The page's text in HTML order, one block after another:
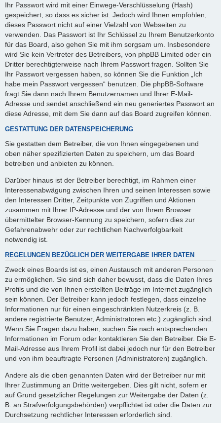
Ihr Passwort wird mit einer Einwege-Verschlüsselung (Hash)
gespeichert, so dass es sicher ist. Jedoch wird Ihnen empfohlen,
dieses Passwort nicht auf einer Vielzahl von Webseiten zu
verwenden. Das Passwort ist Ihr Schlüssel zu Ihrem Benutzerkonto
für das Board, also gehen Sie mit ihm sorgsam um. Insbesondere
wird Sie kein Vertreter des Betreibers, von phpBB Limited oder ein
Dritter berechtigterweise nach Ihrem Passwort fragen. Sollten Sie
Ihr Passwort vergessen haben, so können Sie die Funktion „Ich
habe mein Passwort vergessen“ benutzen. Die phpBB-Software
fragt Sie dann nach Ihrem Benutzernamen und Ihrer E-Mail-
Adresse und sendet anschließend ein neu generiertes Passwort an
diese Adresse, mit dem Sie dann auf das Board zugreifen können.
GESTATTUNG DER DATENSPEICHERUNG
Sie gestatten dem Betreiber, die von Ihnen eingegebenen und
oben näher spezifizierten Daten zu speichern, um das Board
betreiben und anbieten zu können.
Darüber hinaus ist der Betreiber berechtigt, im Rahmen einer
Interessenabwägung zwischen Ihren und seinen Interessen sowie
den Interessen Dritter, Zeitpunkte von Zugriffen und Aktionen
zusammen mit Ihrer IP-Adresse und der von Ihrem Browser
übermittelter Browser-Kennung zu speichern, sofern dies zur
Gefahrenabwehr oder zur rechtlichen Nachverfolgbarkeit
notwendig ist.
REGELUNGEN BEZÜGLICH DER WEITERGABE IHRER DATEN
Zweck eines Boards ist es, einen Austausch mit anderen Personen
zu ermöglichen. Sie sind sich daher bewusst, dass die Daten Ihres
Profils und die von Ihnen erstellten Beiträge im Internet zugänglich
sein können. Der Betreiber kann jedoch festlegen, dass einzelne
Informationen nur für einen eingeschränkten Nutzerkreis (z. B.
andere registrierte Benutzer, Administratoren etc.) zugänglich sind.
Wenn Sie Fragen dazu haben, suchen Sie nach entsprechenden
Informationen im Forum oder kontaktieren Sie den Betreiber. Die E-
Mail-Adresse aus Ihrem Profil ist dabei jedoch nur für den Betreiber
und von ihm beauftragte Personen (Administratoren) zugänglich.
Andere als die oben genannten Daten wird der Betreiber nur mit
Ihrer Zustimmung an Dritte weitergeben. Dies gilt nicht, sofern er
auf Grund gesetzlicher Regelungen zur Weitergabe der Daten (z.
B. an Strafverfolgungsbehörden) verpflichtet ist oder die Daten zur
Durchsetzung rechtlicher Interessen erforderlich sind.